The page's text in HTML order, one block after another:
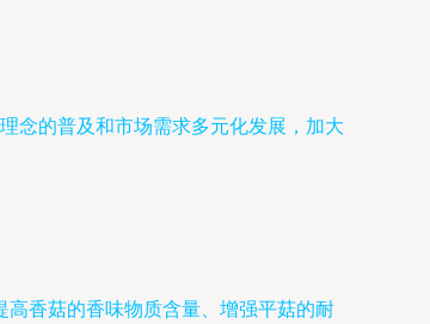
念的普及和市场需求多元化发展，加大
高香菇的香味物质含量、增强平菇的耐